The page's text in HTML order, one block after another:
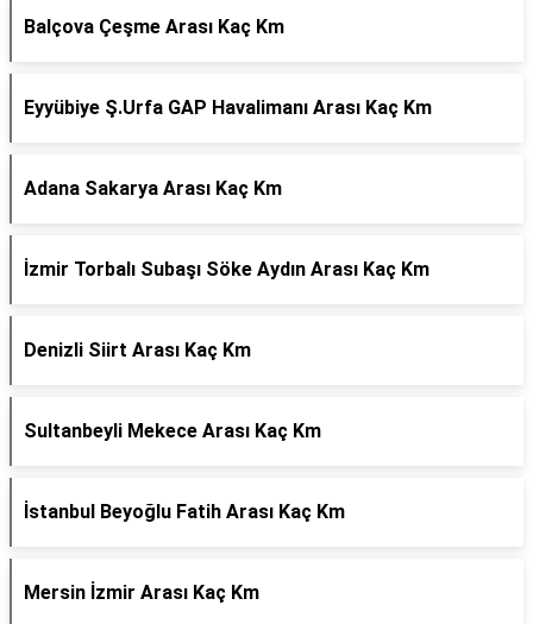
Balçova Çeşme Arası Kaç Km
Eyyübiye Ş.Urfa GAP Havalimanı Arası Kaç Km
Adana Sakarya Arası Kaç Km
İzmir Torbalı Subaşı Söke Aydın Arası Kaç Km
Denizli Siirt Arası Kaç Km
Sultanbeyli Mekece Arası Kaç Km
İstanbul Beyoğlu Fatih Arası Kaç Km
Mersin İzmir Arası Kaç Km